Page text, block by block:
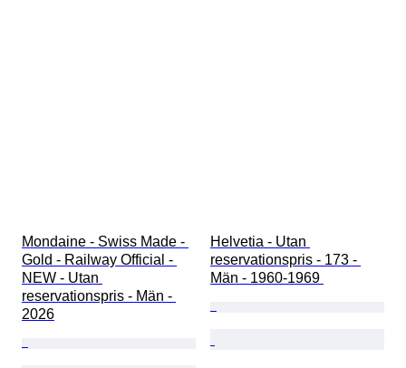
Mondaine - Swiss Made -
Gold - Railway Official -
NEW - Utan
reservationspris - Män -
2026
Helvetia - Utan
reservationspris - 173 -
Män - 1960-1969